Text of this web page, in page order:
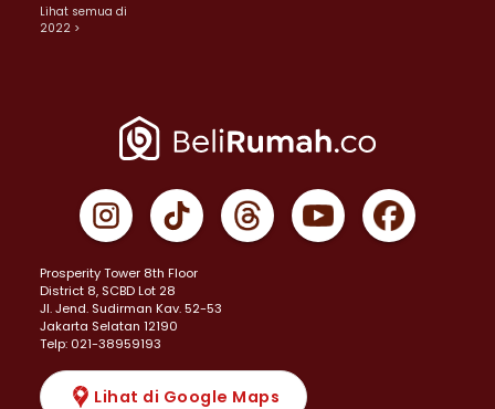
Lihat semua di
2022 >
Prosperity Tower 8th Floor
District 8, SCBD Lot 28
JI. Jend. Sudirman Kav. 52-53
Jakarta Selatan 12190
Telp: 021-38959193
Lihat di Google Maps